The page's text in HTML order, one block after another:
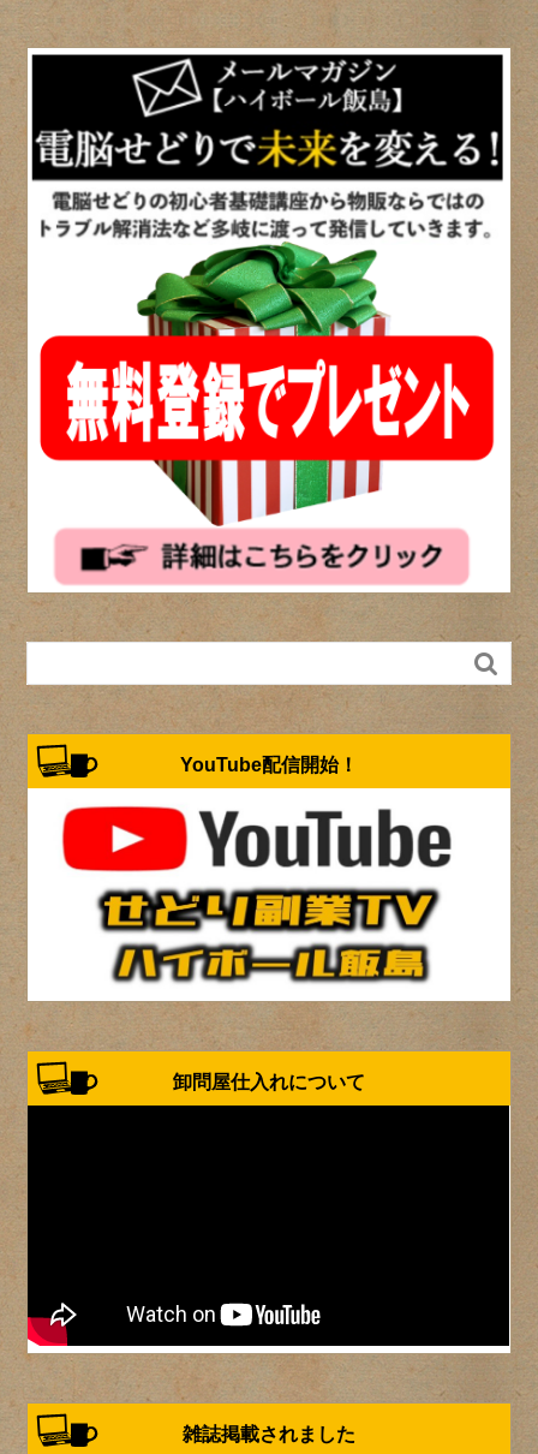

YouTube配信開始！
卸問屋仕入れについて
雑誌掲載されました